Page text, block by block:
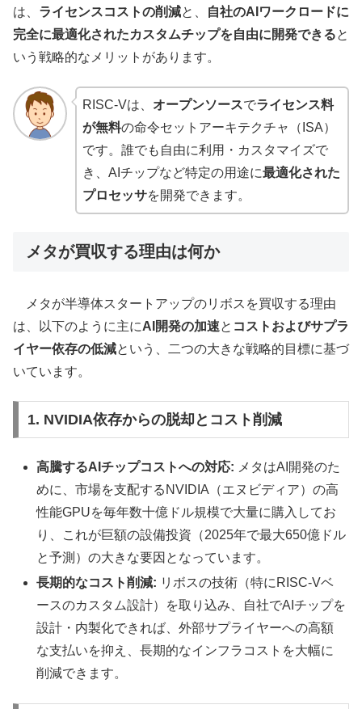
は、 ライセンスコストの削減と、
自社のAIワークロードに
完全に最適化されたカスタムチップを自由に開発できると
いう戦略的なメリットがあります。
RISC-Vは、 オープンソースでライセンス料
が無料の命令セットアーキテクチャ（ISA）
です。誰でも自由に利用・カスタマイズで
き、AIチップなど特定の用途に最適化された
プロセッサを開発できます。
メタが買収する理由は何か
メタが半導体スタートアップのリボスを買収する理由
は、以下のように主にAI開発の加速と コストおよびサプラ
イヤー依存の低減という、二つの大きな戦略的目標に基づ
いています。
1. NVIDIA依存からの脱却とコスト削減
高騰するAIチップコストへの対応: メタはAI開発のた
めに、市場を支配するNVIDIA（エヌビディア）の高
性能GPUを毎年数十億ドル規模で大量に購入してお
り、これが巨額の設備投資（2025年で最大650億ドル
と予測）の大きな要因となっています。
長期的なコスト削減: リボスの技術（特にRISC-Vベ
ースのカスタム設計）を取り込み、自社でAIチップを
設計・内製化できれば、外部サプライヤーへの高額
な支払いを抑え、長期的なインフラコストを大幅に
削減できます。